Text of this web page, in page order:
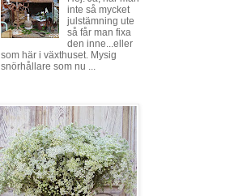
inte så mycket
julstämning ute
så får man fixa
den inne...eller
som här i växthuset. Mysig
snörhållare som nu ...